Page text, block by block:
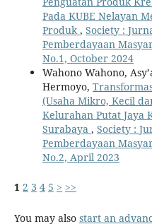
Pada KUBE Nelayan
Produk , Society :
Pemberdayaan
No.1, October 2024
Wahono Wahono,
Hermoyo,
(Usaha Mikro, Kecil
Kelurahan Putat Jaya
Surabaya , Society :
Pemberdayaan
No.2, April 2023
1 2 3 4 5 > >>
You may also start an